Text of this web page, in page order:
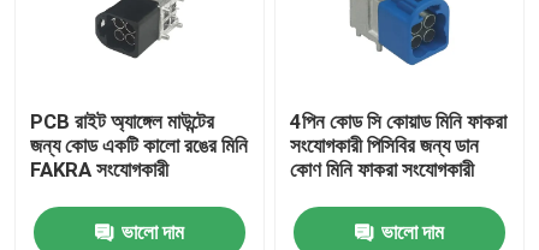
PCB রাইট অ্যাঙ্গেল মাউন্টের
জন্য কোড একটি কালো রঙের মিনি
FAKRA সংযোগকারী
ভালো দাম
4পিন কোড সি কোয়াড মিনি ফাকরা
সংযোগকারী পিসিবির জন্য ডান
কোণ মিনি ফাকরা সংযোগকারী
ভালো দাম